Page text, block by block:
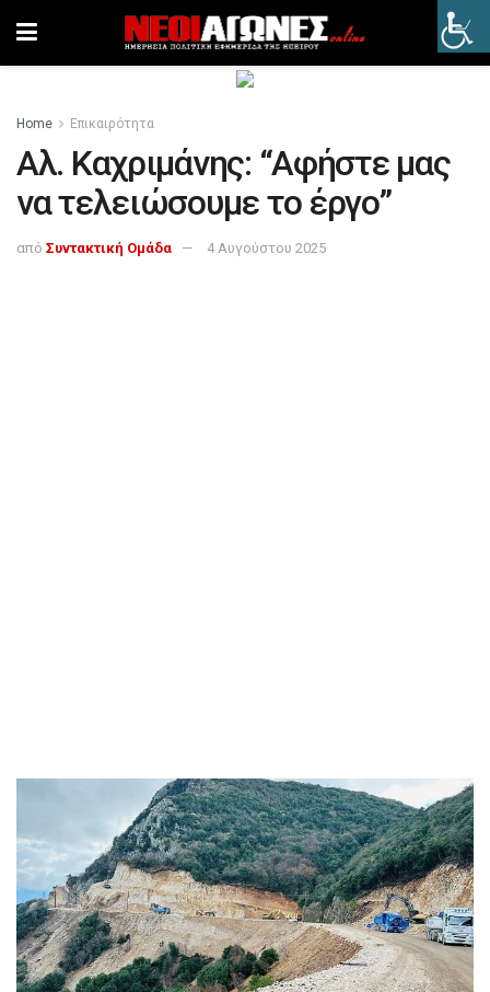
Home Επικαιρότητα
Αλ. Καχριμάνης: “Αφήστε μας
να τελειώσουμε το έργο”
από Συντακτική Ομάδα 4 Αυγούστου 2025